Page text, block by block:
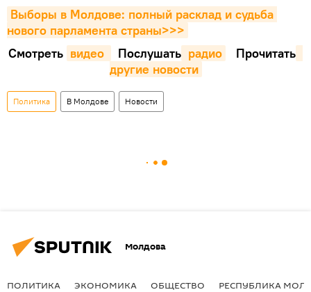
Выборы в Молдове: полный расклад и судьба
нового парламента страны>>>
Смотреть видео Послушать радио
Прочитать
другие новости
Политика В Молдове Новости
Молдова
ПОЛИТИКА ЭКОНОМИКА ОБЩЕСТВО РЕСПУБЛИКА